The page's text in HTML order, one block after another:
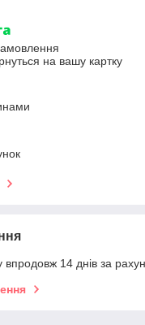
на вашу картку
14 днів за